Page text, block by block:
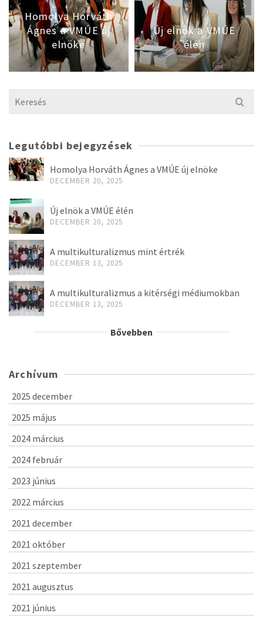
Homolya Horváth
Ágnes a VMÚE új
elnöke
Új elnök a VMÚE
élén
Search
for:
Legutóbbi bejegyzések
Homolya Horváth Ágnes a VMÚE új elnöke
DECEMBER 20, 2025
Új elnök a VMÚE élén
DECEMBER 20, 2025
A multikulturalizmus mint értrék
DECEMBER 13, 2025
A multikulturalizmus a kitérségi médiumokban
DECEMBER 13, 2025
Bővebben
Archívum
2025 december
2025 május
2024 március
2024 február
2023 június
2022 március
2021 december
2021 október
2021 szeptember
2021 augusztus
2021 június